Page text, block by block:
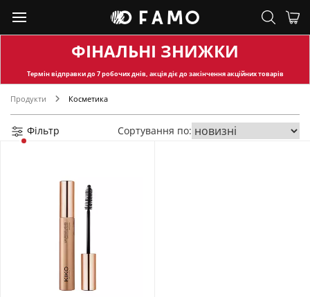
ФІНАЛЬНІ ЗНИЖКИ
Термін відправкидо 7 робочих днів, акція діє до закінчення акційних товарів
Продукти Косметика
Фільтр Сортування по: